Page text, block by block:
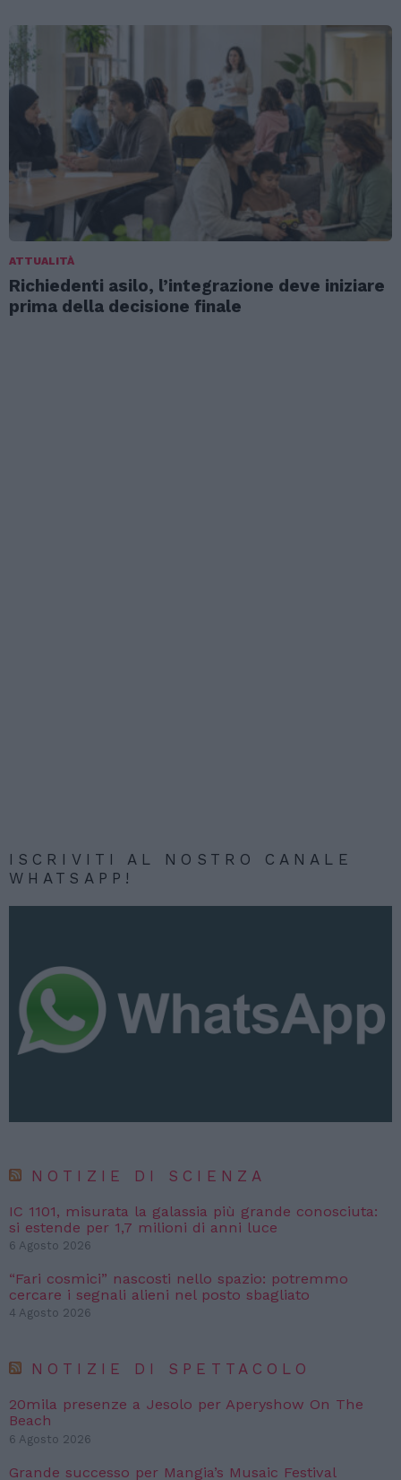
ATTUALITÀ
Richiedenti asilo, l’integrazione deve iniziare
prima della decisione finale
ISCRIVITI AL NOSTRO CANALE
WHATSAPP!
NOTIZIE DI SCIENZA
IC 1101, misurata la galassia più grande conosciuta:
si estende per 1,7 milioni di anni luce
6 Agosto 2026
“Fari cosmici” nascosti nello spazio: potremmo
cercare i segnali alieni nel posto sbagliato
4 Agosto 2026
NOTIZIE DI SPETTACOLO
20mila presenze a Jesolo per Aperyshow On The
Beach
6 Agosto 2026
Grande successo per Mangia’s Musaic Festival